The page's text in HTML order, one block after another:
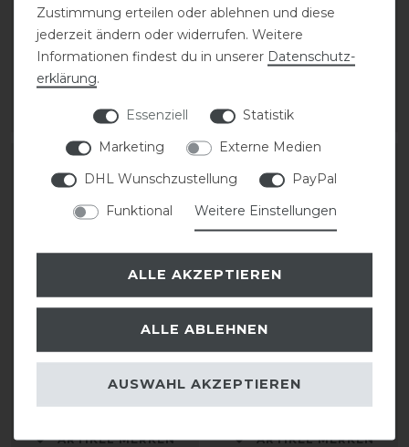
ELT Gemma Polo Gürtel
39,95 € *
ARTIKEL MERKEN
Kentaur Gürtel Echtleder
ARTIKEL MERKEN
Kentaur Gürtel
36,30 € *
ARTIKEL MERKEN
ELT Gemma Polo Gürtel
39,95 € *
ARTIKEL MERKEN
Zustimmung erteilen oder ablehnen und diese
jederzeit ändern oder widerrufen. Weitere
Informationen findest du in unserer Daten­schutz­
erklärung.
Essenziell
Statistik
Marketing
Externe Medien
DHL Wunschzustellung
PayPal
Funktional
Weitere Einstellungen
ALLE AKZEPTIEREN
ALLE ABLEHNEN
AUSWAHL AKZEPTIEREN